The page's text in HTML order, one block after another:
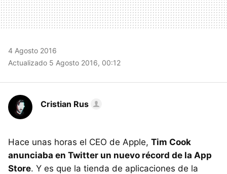
4 Agosto 2016
Actualizado 5 Agosto 2016, 00:12
Cristian Rus
Hace unas horas el CEO de Apple, Tim Cook
anunciaba en Twitter un nuevo récord de la App
Store. Y es que la tienda de aplicaciones de la